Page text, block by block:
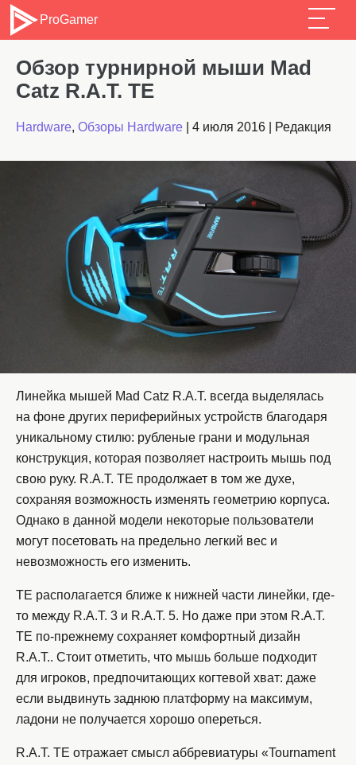
ProGamer
Обзор турнирной мыши Mad
Catz R.A.T. TE
Hardware, Обзоры Hardware 4 июля 2016 Редакция
Линейка мышей Mad Catz R.A.T. всегда выделялась
на фоне других периферийных устройств благодаря
уникальному стилю: рубленые грани и модульная
конструкция, которая позволяет настроить мышь под
свою руку. R.A.T. TE продолжает в том же духе,
сохраняя возможность изменять геометрию корпуса.
Однако в данной модели некоторые пользователи
могут посетовать на предельно легкий вес и
невозможность его изменить.
TE располагается ближе к нижней части линейки, где-
то между R.A.T. 3 и R.A.T. 5. Но даже при этом R.A.T.
TE по-прежнему сохраняет комфортный дизайн
R.A.T.. Стоит отметить, что мышь больше подходит
для игроков, предпочитающих когтевой хват: даже
если выдвинуть заднюю платформу на максимум,
ладони не получается хорошо опереться.
R.A.T. TE отражает смысл аббревиатуры «Tournament